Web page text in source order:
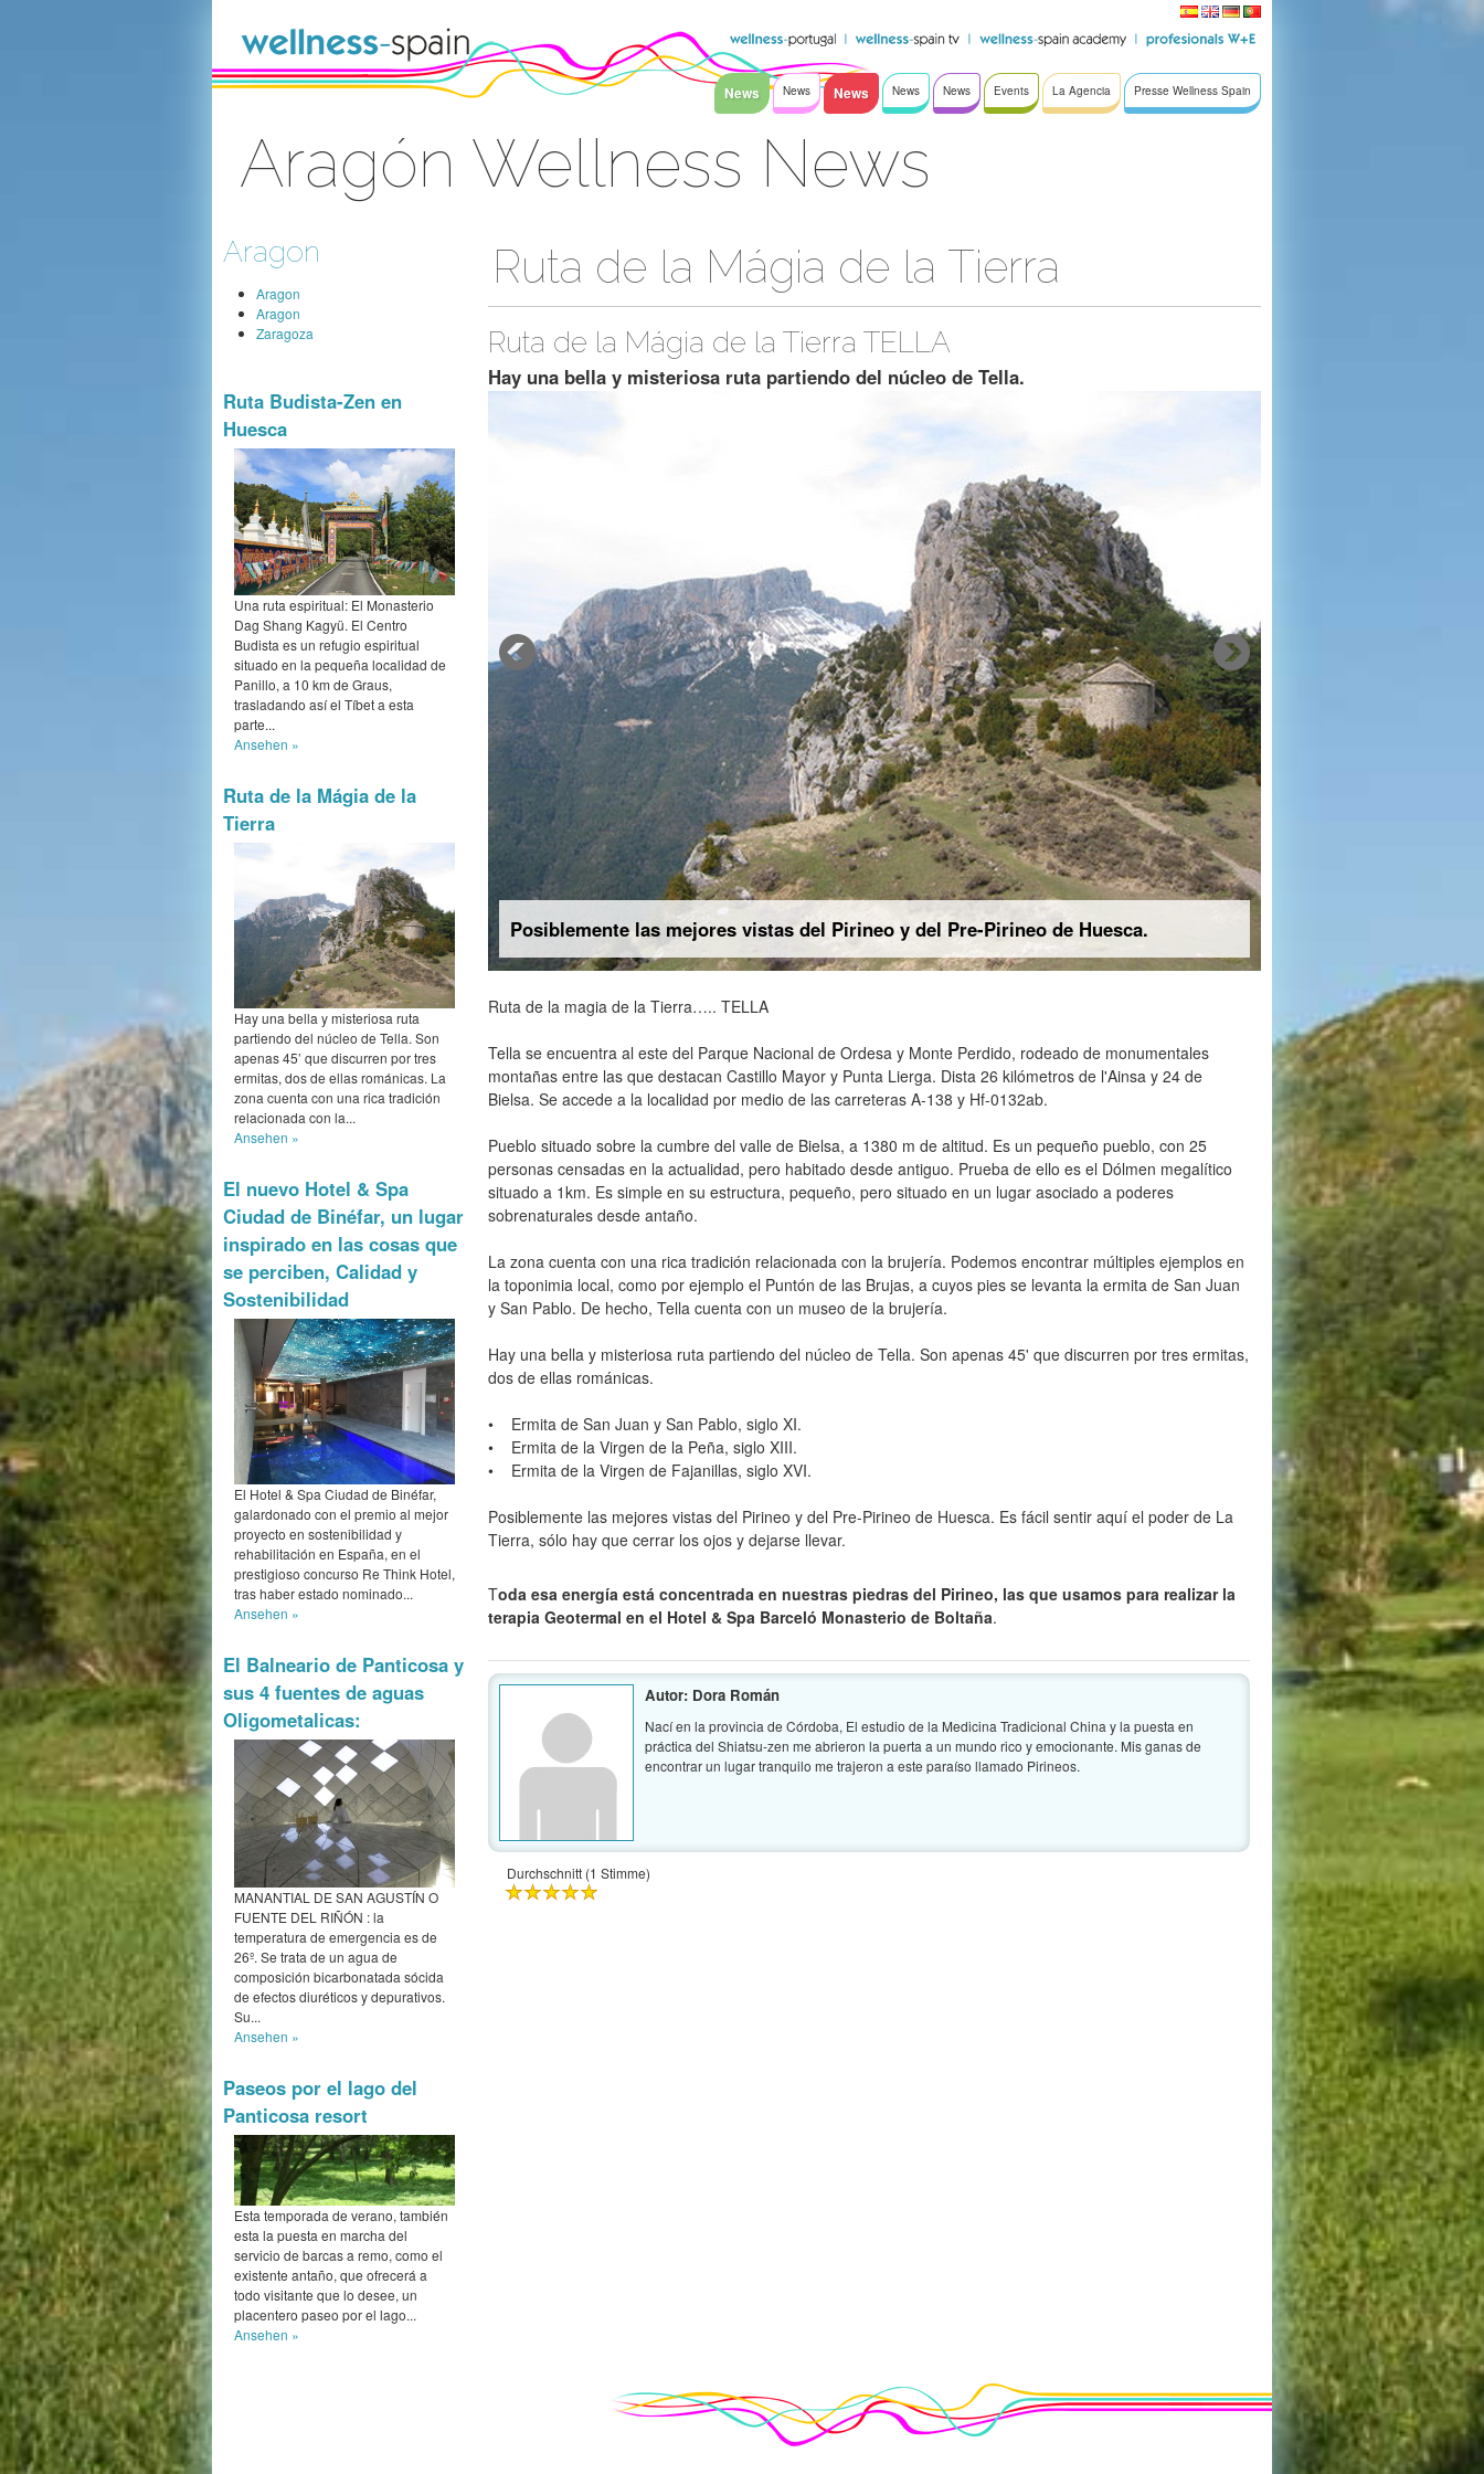
News News News News News Events La Agencia Presse Wellness Spain
Aragón Wellness News
Aragon
Aragon
Aragon
Zaragoza
Ruta Budista-Zen en
Huesca
Una ruta espiritual: El Monasterio
Dag Shang Kagyü. El Centro
Budista es un refugio espiritual
situado en la pequeña localidad de
Panillo, a 10 km de Graus,
trasladando así el Tíbet a esta
parte...
Ansehen »
Ruta de la Mágia de la
Tierra
Hay una bella y misteriosa ruta
partiendo del núcleo de Tella. Son
apenas 45’ que discurren por tres
ermitas, dos de ellas románicas. La
zona cuenta con una rica tradición
relacionada con la...
Ansehen »
El nuevo Hotel & Spa
Ciudad de Binéfar, un lugar
inspirado en las cosas que
se perciben, Calidad y
Sostenibilidad
El Hotel & Spa Ciudad de Binéfar,
galardonado con el premio al mejor
proyecto en sostenibilidad y
rehabilitación en España, en el
prestigioso concurso Re Think Hotel,
tras haber estado nominado...
Ansehen »
El Balneario de Panticosa y
sus 4 fuentes de aguas
Oligometalicas:
MANANTIAL DE SAN AGUSTÍN O
FUENTE DEL RIÑÓN : la
temperatura de emergencia es de
26º. Se trata de un agua de
composición bicarbonatada sócida
de efectos diuréticos y depurativos.
Su...
Ansehen »
Paseos por el lago del
Panticosa resort
Esta temporada de verano, también
esta la puesta en marcha del
servicio de barcas a remo, como el
existente antaño, que ofrecerá a
todo visitante que lo desee, un
placentero paseo por el lago...
Ansehen »
Ruta de la Mágia de la Tierra
Ruta de la Mágia de la Tierra TELLA
Hay una bella y misteriosa ruta partiendo del núcleo de Tella.
Posiblemente las mejores vistas del Pirineo y del Pre-Pirineo de Huesca.
Ruta de la magia de la Tierra….. TELLA
Tella se encuentra al este del Parque Nacional de Ordesa y Monte Perdido, rodeado de monumentales
montañas entre las que destacan Castillo Mayor y Punta Lierga. Dista 26 kilómetros de l'Ainsa y 24 de
Bielsa. Se accede a la localidad por medio de las carreteras A-138 y Hf-0132ab.
Pueblo situado sobre la cumbre del valle de Bielsa, a 1380 m de altitud. Es un pequeño pueblo, con 25
personas censadas en la actualidad, pero habitado desde antiguo. Prueba de ello es el Dólmen megalítico
situado a 1km. Es simple en su estructura, pequeño, pero situado en un lugar asociado a poderes
sobrenaturales desde antaño.
La zona cuenta con una rica tradición relacionada con la brujería. Podemos encontrar múltiples ejemplos en
la toponimia local, como por ejemplo el Puntón de las Brujas, a cuyos pies se levanta la ermita de San Juan
y San Pablo. De hecho, Tella cuenta con un museo de la brujería.
Hay una bella y misteriosa ruta partiendo del núcleo de Tella. Son apenas 45' que discurren por tres ermitas,
dos de ellas románicas.
• Ermita de San Juan y San Pablo, siglo XI.
• Ermita de la Virgen de la Peña, siglo XIII.
• Ermita de la Virgen de Fajanillas, siglo XVI.
Posiblemente las mejores vistas del Pirineo y del Pre-Pirineo de Huesca. Es fácil sentir aquí el poder de La
Tierra, sólo hay que cerrar los ojos y dejarse llevar.
Toda esa energía está concentrada en nuestras piedras del Pirineo, las que usamos para realizar la
terapia Geotermal en el Hotel & Spa Barceló Monasterio de Boltaña.
Autor: Dora Román
Nací en la provincia de Córdoba, El estudio de la Medicina Tradicional China y la puesta en
práctica del Shiatsu-zen me abrieron la puerta a un mundo rico y emocionante. Mis ganas de
encontrar un lugar tranquilo me trajeron a este paraíso llamado Pirineos.
Durchschnitt (1 Stimme)